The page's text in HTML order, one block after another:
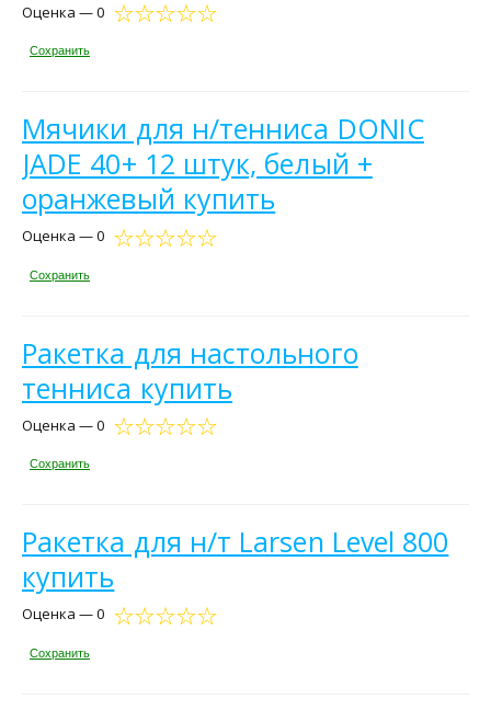
Оценка — 0
Сохранить
Мячики для н/тенниса DONIC
JADE 40+ 12 штук, белый +
оранжевый купить
Оценка — 0
Сохранить
Ракетка для настольного
тенниса купить
Оценка — 0
Сохранить
Ракетка для н/т Larsen Level 800
купить
Оценка — 0
Сохранить